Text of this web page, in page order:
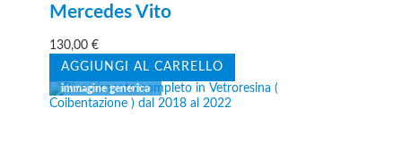
Mercedes Vito
130,00€
AGGIUNGI AL CARRELLO